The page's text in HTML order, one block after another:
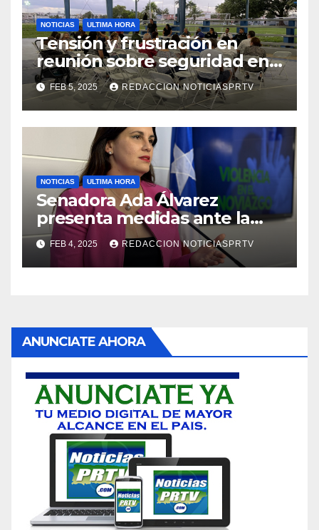
NOTICIAS ULTIMA HORA
Tensión y frustración en
reunión sobre seguridad en
Reparto Metropolitano
FEB 5, 2025 REDACCION NOTICIASPRTV
NOTICIAS ULTIMA HORA
Senadora Ada Álvarez
presenta medidas ante la
violencia en el noviazgo
FEB 4, 2025 REDACCION NOTICIASPRTV
ANUNCIATE AHORA